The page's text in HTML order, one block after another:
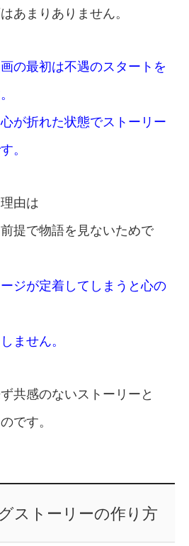
あまりありません。
の最初は不遇のスタートを
が折れた状態でストーリー
。
由は
提で物語を見ないためで
ジが定着してしまうと心の
ません。
共感のないストーリーと
です。
ストーリーの作り方